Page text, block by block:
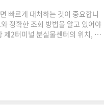
빠르게 대처하는 것이 중요합니
정확한 조회 방법을 알고 있어야
제2터미널 분실물센터의 위치, 연
있습니다. 🔽분실물 조회 바로가
운영사, 경찰서 등 여러 기관이
치 ▶ ..